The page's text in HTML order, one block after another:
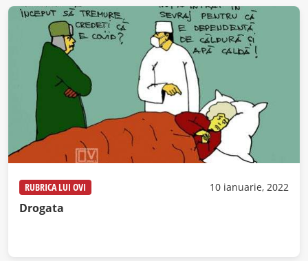
RUBRICA LUI OVI 10 ianuarie, 2022
Drogata